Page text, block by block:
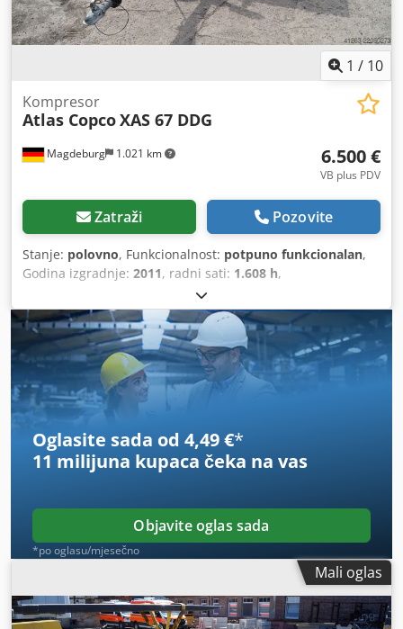
1 / 10
Magdeburg 1.021 km
Kompresor
Atlas CopcoXAS 67 DDG
6.500 €
VB plus PDV
Zatraži Pozovite
Stanje: polovno, Funkcionalnost: potpuno funkcionalan,
Godina izgradnje: 2011, radni sati: 1.608 h,
Oglasite sada od 4,49 €*
11 milijuna kupaca čeka na vas
Objavite oglas sada
*po oglasu/mjesečno
Mali oglas